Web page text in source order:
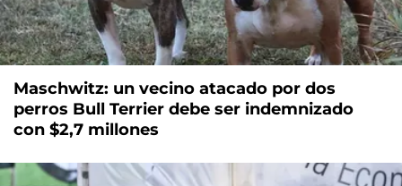
Maschwitz: un vecino atacado por dos
perros Bull Terrier debe ser indemnizado
con $2,7 millones